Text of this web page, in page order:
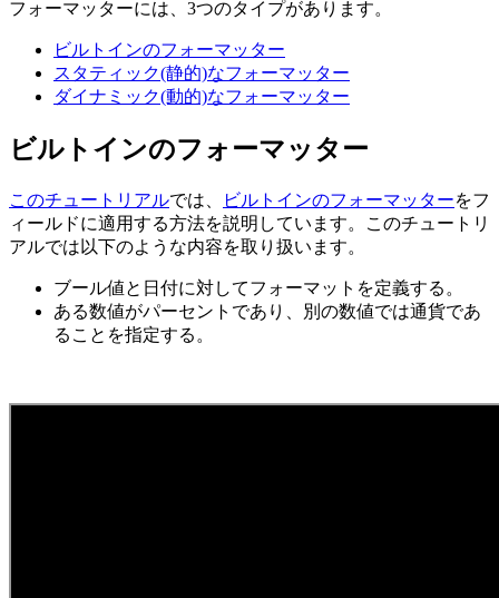
フォーマッターには、3つのタイプがあります。
ビルトインのフォーマッター
スタティック(静的)なフォーマッター
ダイナミック(動的)なフォーマッター
ビルトインのフォーマッター
このチュートリアルでは、 ビルトインのフォーマッターをフ
ィールドに適用する方法を説明しています。このチュートリ
アルでは以下のような内容を取り扱います。
ブール値と日付に対してフォーマットを定義する。
ある数値がパーセントであり、別の数値では通貨であ
ることを指定する。